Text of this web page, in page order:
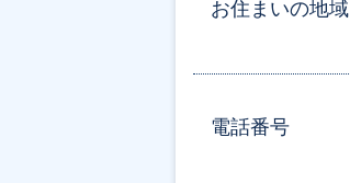
お住まいの地域
電話番号